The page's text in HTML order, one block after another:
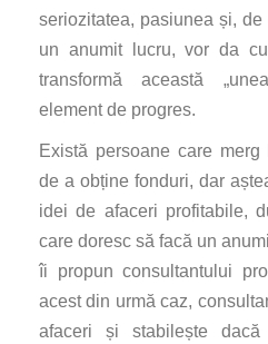
seriozitatea, pasiunea și,
un anumit lucru, vor da
transformă această
element de progres.
Există persoane care
de a obține fonduri, dar
idei de afaceri profitabile,
care doresc să facă un
îi propun consultantului
acest din urmă caz,
afaceri și stabilește